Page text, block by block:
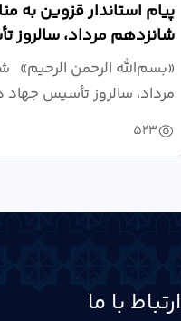
پیام استاندار قزوین به
شانزدهم مرداد، سالروز
دانشگاهی
«بسم‌الله الرحمن الرحیم»
مرداد، سالروز تأسیس
523
ارتباط با ما